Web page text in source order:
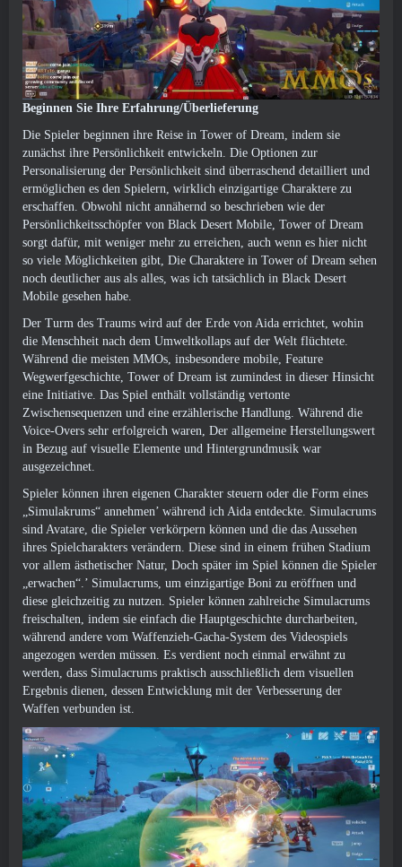
Beginnen Sie Ihre Erfahrung/Überlieferung
Die Spieler beginnen ihre Reise in Tower of Dream, indem sie
zunächst ihre Persönlichkeit entwickeln. Die Optionen zur
Personalisierung der Persönlichkeit sind überraschend detailliert und
ermöglichen es den Spielern, wirklich einzigartige Charaktere zu
erschaffen. Obwohl nicht annähernd so beschrieben wie der
Persönlichkeitsschöpfer von Black Desert Mobile, Tower of Dream
sorgt dafür, mit weniger mehr zu erreichen, auch wenn es hier nicht
so viele Möglichkeiten gibt, Die Charaktere in Tower of Dream sehen
noch deutlicher aus als alles, was ich tatsächlich in Black Desert
Mobile gesehen habe.
Der Turm des Traums wird auf der Erde von Aida errichtet, wohin
die Menschheit nach dem Umweltkollaps auf der Welt flüchtete.
Während die meisten MMOs, insbesondere mobile, Feature
Wegwerfgeschichte, Tower of Dream ist zumindest in dieser Hinsicht
eine Initiative. Das Spiel enthält vollständig vertonte
Zwischensequenzen und eine erzählerische Handlung. Während die
Voice-Overs sehr erfolgreich waren, Der allgemeine Herstellungswert
in Bezug auf visuelle Elemente und Hintergrundmusik war
ausgezeichnet.
Spieler können ihren eigenen Charakter steuern oder die Form eines
„Simulakrums“ annehmen’ während ich Aida entdeckte. Simulacrums
sind Avatare, die Spieler verkörpern können und die das Aussehen
ihres Spielcharakters verändern. Diese sind in einem frühen Stadium
vor allem ästhetischer Natur, Doch später im Spiel können die Spieler
„erwachen“.’ Simulacrums, um einzigartige Boni zu eröffnen und
diese gleichzeitig zu nutzen. Spieler können zahlreiche Simulacrums
freischalten, indem sie einfach die Hauptgeschichte durcharbeiten,
während andere vom Waffenzieh-Gacha-System des Videospiels
angezogen werden müssen. Es verdient noch einmal erwähnt zu
werden, dass Simulacrums praktisch ausschließlich dem visuellen
Ergebnis dienen, dessen Entwicklung mit der Verbesserung der
Waffen verbunden ist.